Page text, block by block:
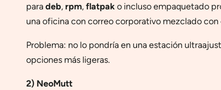
paradeb, rpm,flatpako incluso empaquetado
una oficina con correo corporativo mezclado
Problema: no lo pondría en una estación
opciones más ligeras.
2) NeoMutt